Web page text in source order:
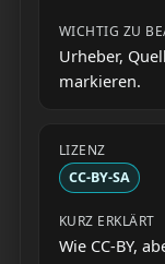
Urheber,
markieren.
CC-BY-SA
Wie CC-BY,